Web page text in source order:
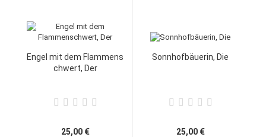
Engel mit dem Flammens
chwert, Der
25,00 €
Sonnhofbäuerin, Die
25,00 €